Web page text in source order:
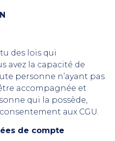
des lois qui
avez la capacité de
personne n’ayant pas
accompagnée et
qui la possède,
aux CGU.
de compte